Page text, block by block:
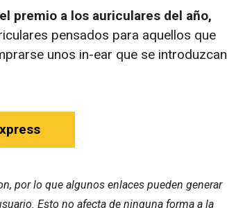
premio a los auriculares del año,
pensados para aquellos que
unos in-ear que se introduzcan
por lo que algunos enlaces pueden generar
Esto no afecta de ninguna forma a la